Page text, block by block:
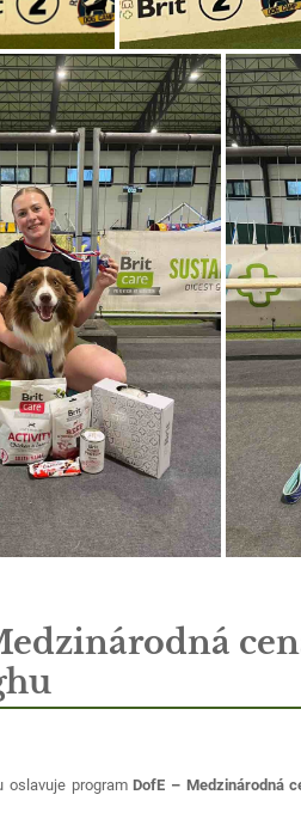
oslavuje programDofE – Medzinárodná